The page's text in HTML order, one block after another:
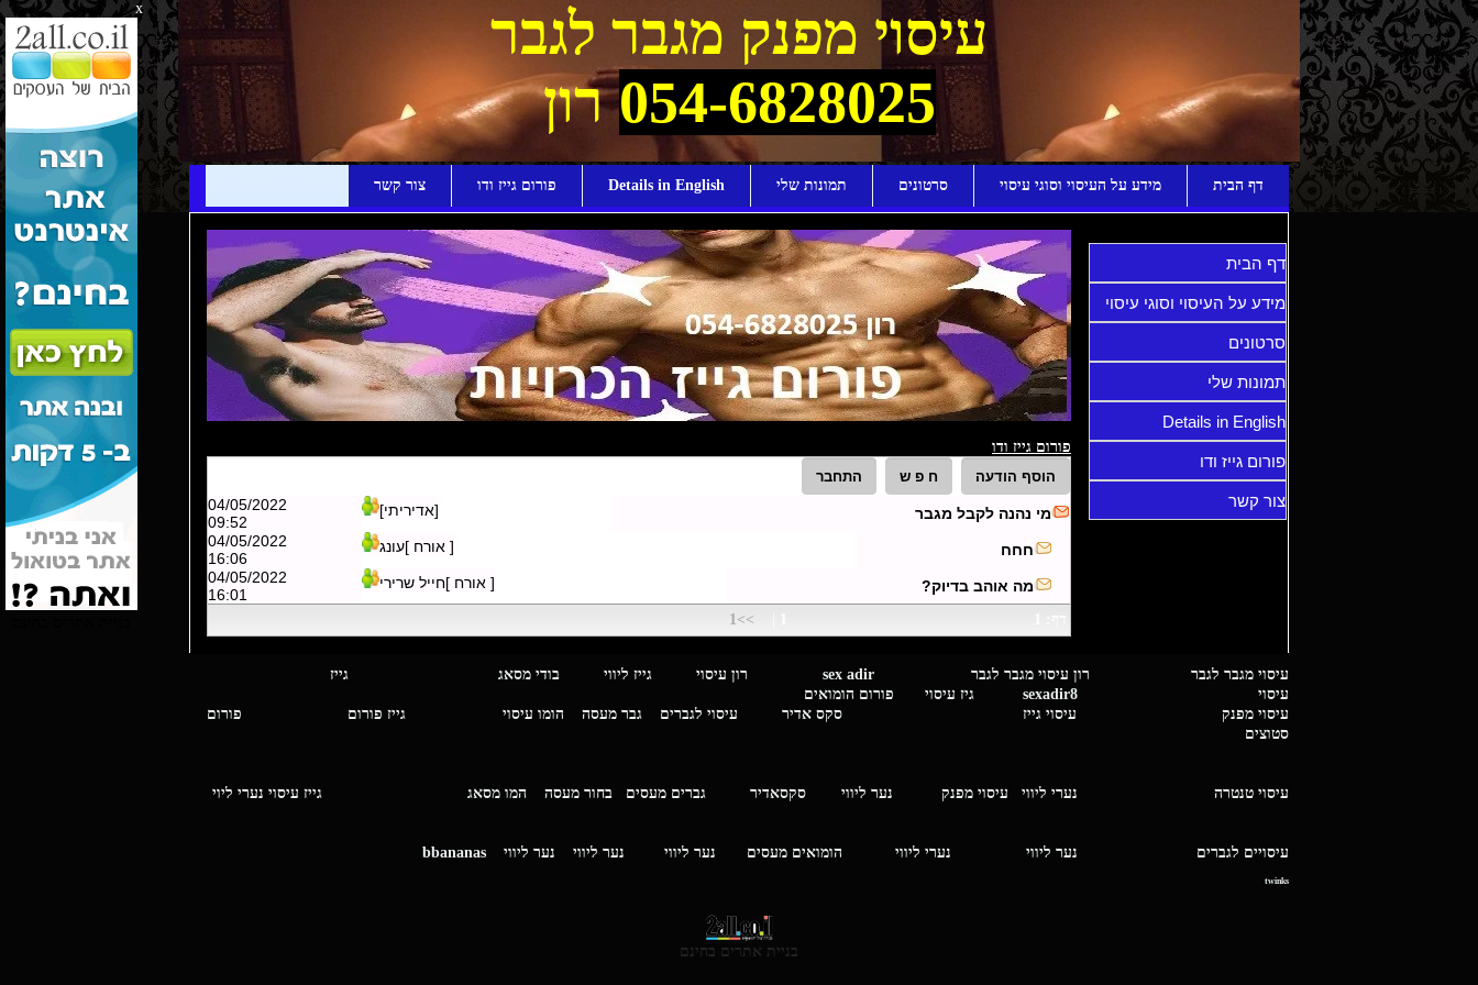
x
עיסוי מפנק מגבר לגבר
054-6828025רון
דף הבית מידע על העיסוי וסוגי עיסוי סרטונים תמונות שלי Details in English פורום גייז ודו צור קשר
דף הבית
מידע על העיסוי וסוגי עיסוי
סרטונים
תמונות שלי
Details in English
פורום גייז ודו
צור קשר
פורום גייז ודו
מי נהנה לקבל מגבר [אדיריתי]
04/05/2022
09:52
חחח
[ אורח ]עונג
04/05/2022
16:06
מה אוהב בדיוק?
[ אורח ]חייל שרירי
04/05/2022
16:01
>>1
עיסוי מגבר לגבר רון עיסוי מגבר לגבר sex adir רון עיסוי גייז ליווי בודי מסאג גייז
עיסוי sexadir8 גיז עיסוי פורום הומואים
עיסוי מפנק
עיסוי גייז סקס אדיר עיסוי לגברים גבר מעסה הומו עיסוי גייז פורום
פורום
סטוצים
עיסוי טנטרה נערי ליווי עיסוי מפנק נער ליווי סקסאדיר גברים מעסים בחור מעסה המו מסאג גייז עיסוי נערי ליוי
עיסויים לגברים נער ליווי נערי ליווי הומואים מעסים נער ליווי נער ליווי נער ליווי bbananas
twinks
בניית אתרים בחינם